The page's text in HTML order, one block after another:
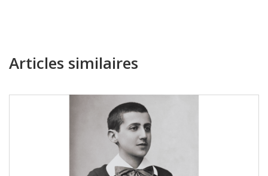
Articles similaires